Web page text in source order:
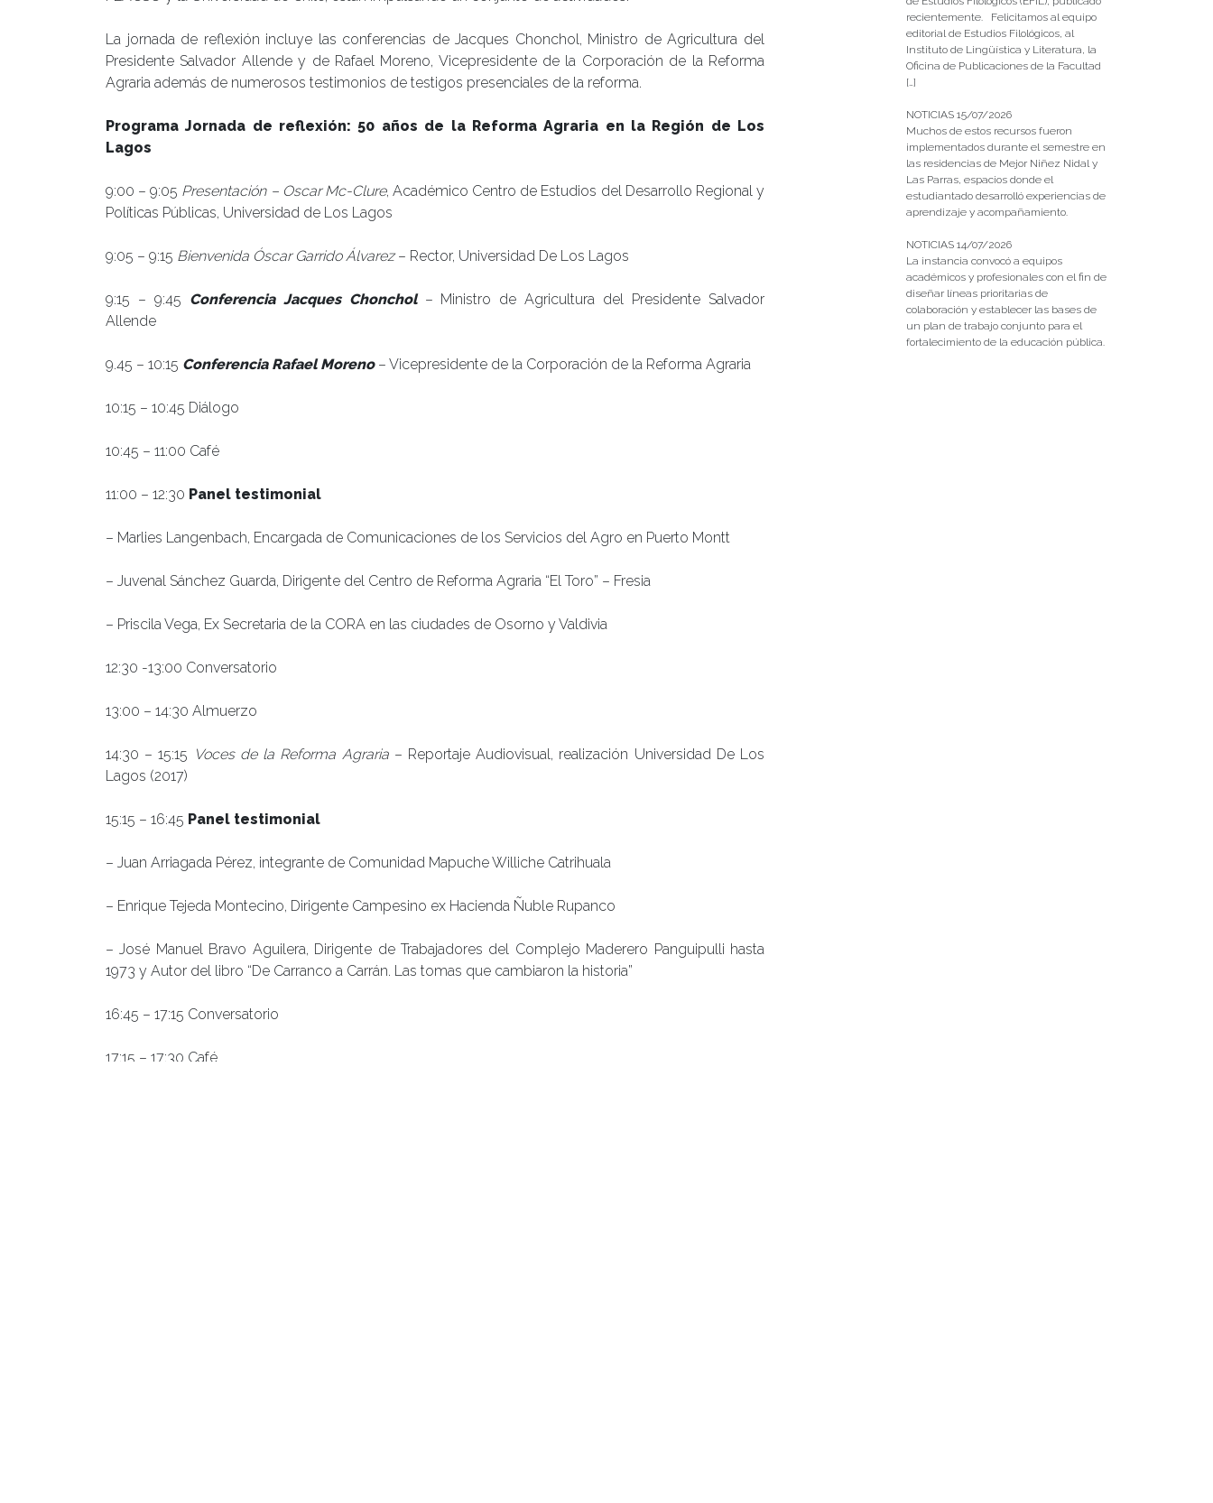
La jornada de reflexión incluye las conferencias de Jacques Chonchol, Ministro de Agricultura del
Presidente Salvador Allende y de Rafael Moreno, Vicepresidente de la Corporación de la Reforma
Agraria además de numerosos testimonios de testigos presenciales de la reforma.
Programa Jornada de reflexión: 50 años de la Reforma Agraria en la Región de Los
Lagos
9:00 – 9:05 Presentación – Oscar Mc-Clure, Académico Centro de Estudios del Desarrollo Regional y
Políticas Públicas, Universidad de Los Lagos
9:05 – 9:15 Bienvenida Óscar Garrido Álvarez– Rector, Universidad De Los Lagos
9:15 – 9:45 Conferencia Jacques Chonchol– Ministro de Agricultura del Presidente Salvador
Allende
9.45 – 10:15 Conferencia Rafael Moreno– Vicepresidente de la Corporación de la Reforma Agraria
10:15 – 10:45 Diálogo
10:45 – 11:00 Café
11:00 – 12:30 Panel testimonial
– Marlies Langenbach, Encargada de Comunicaciones de los Servicios del Agro en Puerto Montt
– Juvenal Sánchez Guarda, Dirigente del Centro de Reforma Agraria “El Toro” – Fresia
– Priscila Vega, Ex Secretaria de la CORA en las ciudades de Osorno y Valdivia
12:30 -13:00 Conversatorio
13:00 – 14:30 Almuerzo
14:30 – 15:15 Voces de la Reforma Agraria– Reportaje Audiovisual, realización Universidad De Los
Lagos (2017)
15:15 – 16:45 Panel testimonial
– Juan Arriagada Pérez, integrante de Comunidad Mapuche Williche Catrihuala
– Enrique Tejeda Montecino, Dirigente Campesino ex Hacienda Ñuble Rupanco
– José Manuel Bravo Aguilera, Dirigente de Trabajadores del Complejo Maderero Panguipulli hasta
1973 y Autor del libro “De Carranco a Carrán. Las tomas que cambiaron la historia”
16:45 – 17:15 Conversatorio
17:15 – 17:30 Café
recientemente. Felicitamos al equipo
editorial de Estudios Filológicos, al
Instituto de Lingüística y Literatura, la
Oficina de Publicaciones de la Facultad
[…]
NOTICIAS 15/07/2026
Muchos de estos recursos fueron
implementados durante el semestre en
las residencias de Mejor Niñez Nidal y
Las Parras, espacios donde el
estudiantado desarrolló experiencias de
aprendizaje y acompañamiento.
NOTICIAS 14/07/2026
La instancia convocó a equipos
académicos y profesionales con el fin de
diseñar líneas prioritarias de
colaboración y establecer las bases de
un plan de trabajo conjunto para el
fortalecimiento de la educación pública.